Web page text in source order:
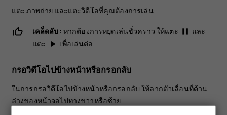
แตะภาพถ่าย และแตะวิดีโอที่คุณต้องการเล่น
เคล็ดลับ: หากต้องการหยุดเล่นชั่วคราว ให้แตะ pause และ
แตะ play_arrow เพื่อเล่นต่อ
กรอวิดีโอไปข้างหน้าหรือกรอกลับ
ในการกรอวิดีโอไปข้างหน้าหรือกรอกลับ ให้ลากตัวเลื่อนที่ด้าน
ล่างของหน้าจอไปทางขวาหรือซ้าย